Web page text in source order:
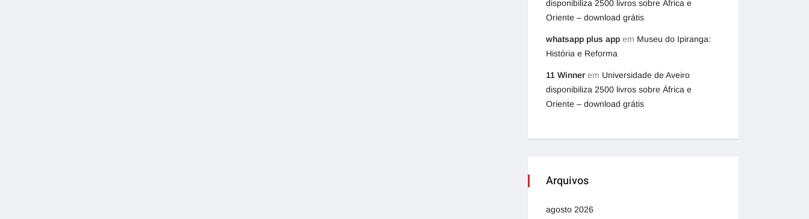
disponibiliza 2500 livros sobre África e
Oriente – download grátis
whatsapp plus app em Museu do Ipiranga:
História e Reforma
11 Winner em Universidade de Aveiro
disponibiliza 2500 livros sobre África e
Oriente – download grátis
Arquivos
agosto 2026